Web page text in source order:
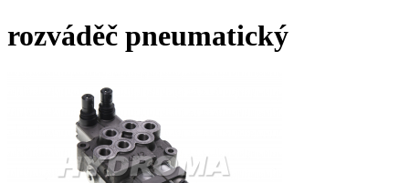
rozváděč pneumatický